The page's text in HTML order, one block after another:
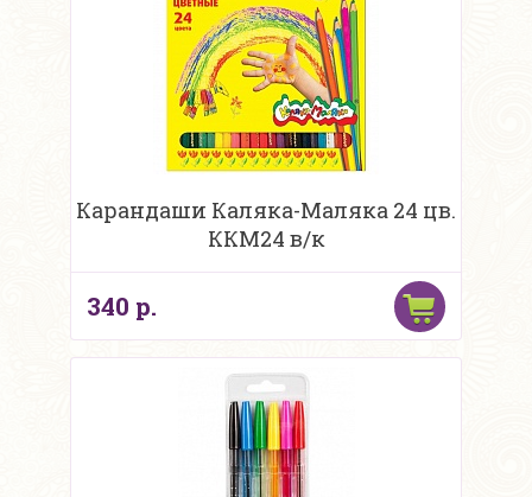
Карандаши Каляка-Маляка 24 цв.
ККМ24 в/к
340 р.